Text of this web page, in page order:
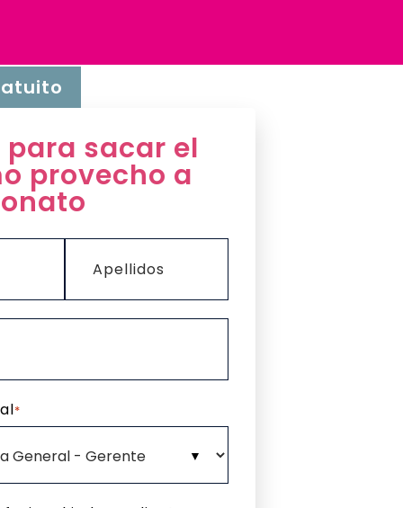
para sacar el
provecho a
Apellidos
*